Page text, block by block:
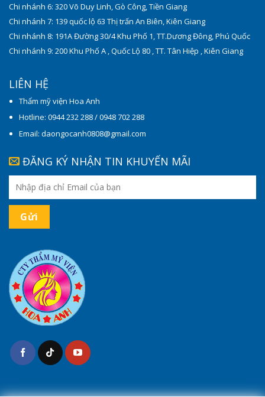
Chi nhánh 6: 320 Võ Duy Linh, Gò Công, Tiền Giang
Chi nhánh 7: 139 quốc lộ 63 Thị trấn An Biên, Kiên Giang
Chi nhánh 8: 191A Đường 30/4 Khu Phố 1, TT.Dương Đông, Phú Quốc
Chi nhánh 9: 200 Khu Phố A , Quốc Lộ 80 , TT. Tân Hiệp , Kiên Giang
LIÊN HỆ
Thẩm mỹ viện Hoa Anh
Hotline: 0944 232 288 / 0948 702 288
Email: daongocanh0808@gmail.com
ĐĂNG KÝ NHẬN TIN KHUYẾN MÃI